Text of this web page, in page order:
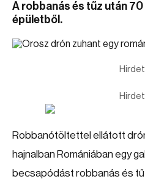
A robbanás és tűz után
épületből.
Robbanótöltettel ellátott
hajnalban Romániában egy
becsapódást robbanás és